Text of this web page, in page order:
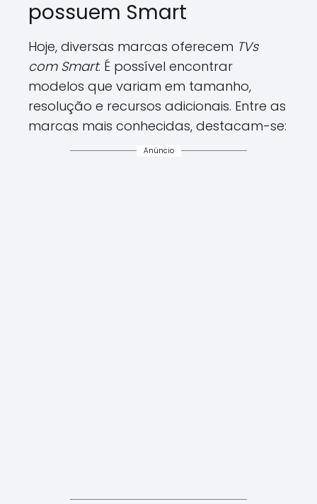
possuem Smart
Hoje, diversas marcas oferecem TVs
com Smart. É possível encontrar
modelos que variam em tamanho,
resolução e recursos adicionais. Entre as
marcas mais conhecidas, destacam-se:
Anúncio